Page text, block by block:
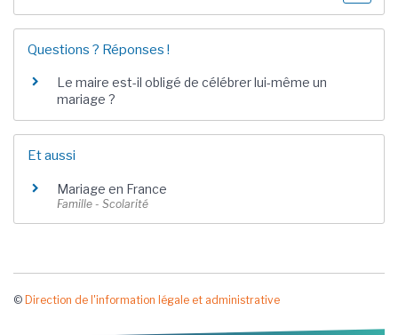
Questions ? Réponses !
Le maire est-il obligé de célébrer lui-même un
mariage ?
Et aussi
Mariage en France
Famille - Scolarité
© Direction de l'information légale et administrative